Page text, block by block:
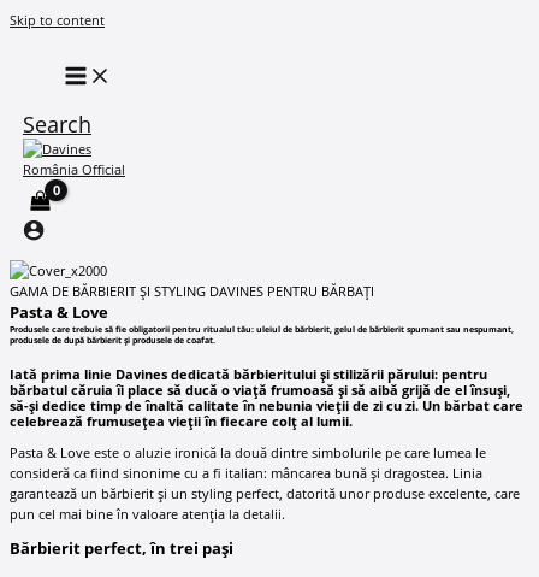
Skip to content
Search
GAMA DE BĂRBIERIT ȘI STYLING DAVINES PENTRU BĂRBAȚI
Pasta & Love
Produsele care trebuie să fie obligatorii pentru ritualul tău: uleiul de bărbierit, gelul de bărbierit spumant sau nespumant,
produsele de după bărbierit și produsele de coafat.
Iată prima linie Davines dedicată bărbieritului și stilizării părului: pentru
bărbatul căruia îi place să ducă o viață frumoasă și să aibă grijă de el însuși,
să-și dedice timp de înaltă calitate în nebunia vieții de zi cu zi. Un bărbat care
celebrează frumusețea vieții în fiecare colț al lumii.
Pasta & Love este o aluzie ironică la două dintre simbolurile pe care lumea le
consideră ca fiind sinonime cu a fi italian: mâncarea bună și dragostea. Linia
garantează un bărbierit și un styling perfect, datorită unor produse excelente, care
pun cel mai bine în valoare atenția la detalii.
Bărbierit perfect, în trei pași